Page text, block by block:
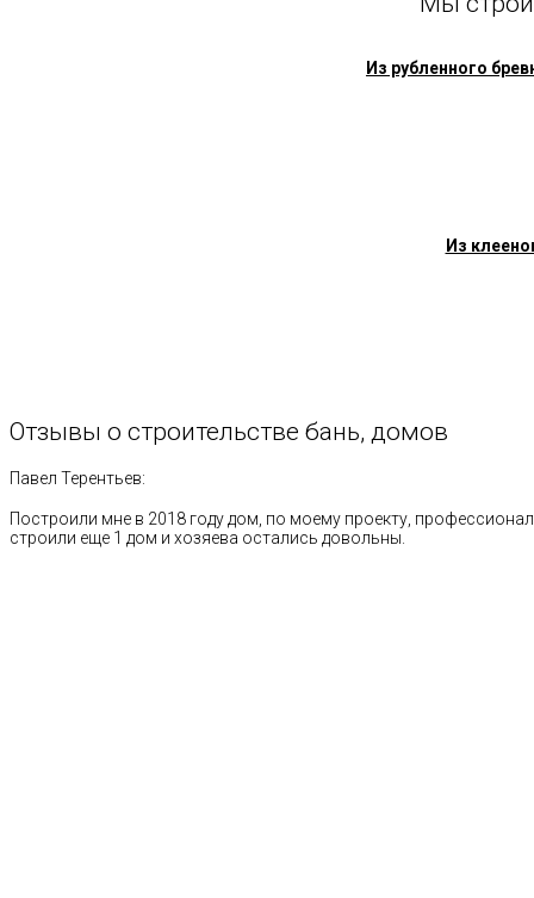
Из рубленного
Из
Отзывы о строительстве бань, домов
Павел Терентьев:
Построили мне в 2018 году дом, по моему проекту,
строили еще 1 дом и хозяева остались довольны.